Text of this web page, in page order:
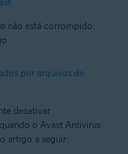
não está corrompido.
por arquivos de
desativar
o Avast Antivirus
artigo a seguir: